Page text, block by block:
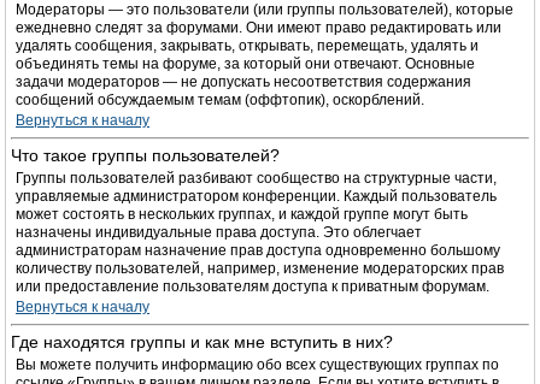
Модераторы — это пользователи (или группы пользователей), которые
ежедневно следят за форумами. Они имеют право редактировать или
удалять сообщения, закрывать, открывать, перемещать, удалять и
объединять темы на форуме, за который они отвечают. Основные
задачи модераторов — не допускать несоответствия содержания
сообщений обсуждаемым темам (оффтопик), оскорблений.
Вернуться к началу
Что такое группы пользователей?
Группы пользователей разбивают сообщество на структурные части,
управляемые администратором конференции. Каждый пользователь
может состоять в нескольких группах, и каждой группе могут быть
назначены индивидуальные права доступа. Это облегчает
администраторам назначение прав доступа одновременно большому
количеству пользователей, например, изменение модераторских прав
или предоставление пользователям доступа к приватным форумам.
Вернуться к началу
Где находятся группы и как мне вступить в них?
Вы можете получить информацию обо всех существующих группах по